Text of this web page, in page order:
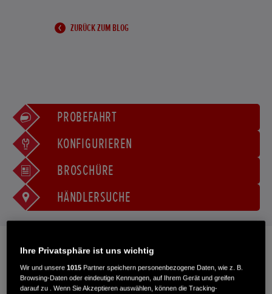
ZURÜCK ZUM BLOG
PROBEFAHRT
KONFIGURIEREN
BROSCHÜRE
HÄNDLERSUCHE
TOURING & ADVENTURE
Ihre Privatsphäre ist uns wichtig
Wir und unsere1015 Partner speichern personenbezogene Daten, wie z. B.
Browsing-Daten oder eindeutige Kennungen, auf Ihrem Gerät und greifen
darauf zu . Wenn Sie Akzeptieren auswählen, können die Tracking-